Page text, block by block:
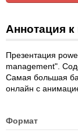
Аннотация к
Презентация
management".
Самая большая
онлайн с
Формат